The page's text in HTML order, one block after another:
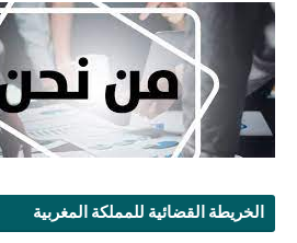
الخريطة القضائية للمملكة المغربية